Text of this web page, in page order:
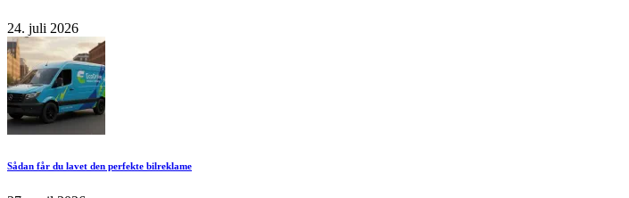
24. juli 2026
Sådan får du lavet den perfekte bilreklame